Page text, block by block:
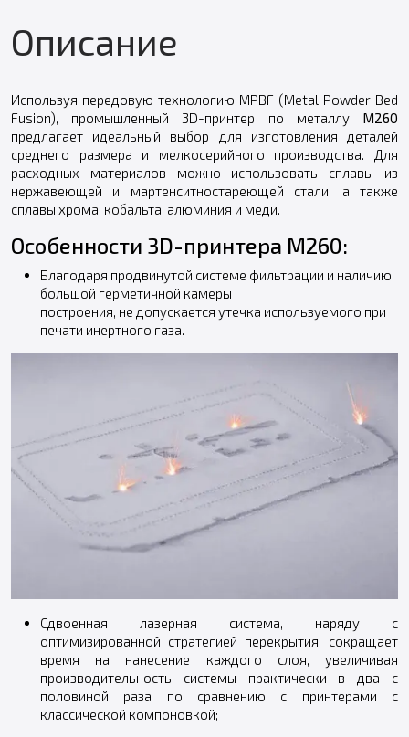
Описание
Используя передовую технологию MPBF (Metal Powder Bed
Fusion), промышленный 3D-принтер по металлу M260
предлагает идеальный выбор для изготовления деталей
среднего размера и мелкосерийного производства. Для
расходных материалов можно использовать сплавы из
нержавеющей и мартенситностареющей стали, а также
сплавы хрома, кобальта, алюминия и меди.
Особенности 3D-принтера M260:
Благодаря продвинутой системе фильтрации и наличию
большой герметичной камеры
построения, не допускается утечка используемого при
печати инертного газа.
Сдвоенная лазерная система, наряду с
оптимизированной стратегией перекрытия, сокращает
время на нанесение каждого слоя, увеличивая
производительность системы практически в два с
половиной раза по сравнению с принтерами с
классической компоновкой;